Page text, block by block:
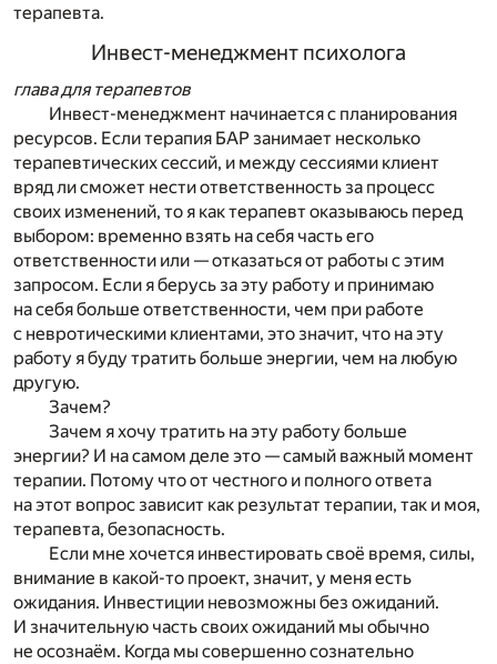
терапевта.
Инвест-менеджмент психолога
глава для терапевтов
Инвест-менеджмент начинается с планирования
ресурсов. Если терапия БАР занимает несколько
терапевтических сессий, и между сессиями клиент
вряд ли сможет нести ответственность за процесс
своих изменений, то я как терапевт оказываюсь перед
выбором: временно взять на себя часть его
ответственности или — отказаться от работы с этим
запросом. Если я берусь за эту работу и принимаю
на себя больше ответственности, чем при работе
с невротическими клиентами, это значит, что на эту
работу я буду тратить больше энергии, чем на любую
другую.
Зачем?
Зачем я хочу тратить на эту работу больше
энергии? И на самом деле это — самый важный момент
терапии. Потому что от честного и полного ответа
на этот вопрос зависит как результат терапии, так и моя,
терапевта, безопасность.
Если мне хочется инвестировать своё время, силы,
внимание в какой-то проект, значит, у меня есть
ожидания. Инвестиции невозможны без ожиданий.
И значительную часть своих ожиданий мы обычно
не осознаём. Когда мы совершенно сознательно